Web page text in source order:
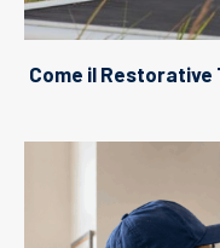
Come il